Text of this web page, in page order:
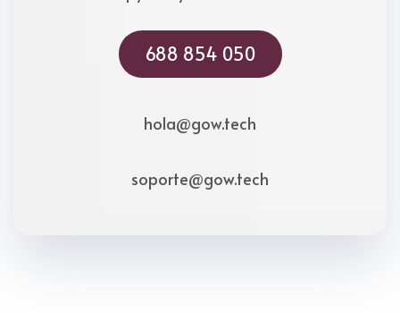
688 854 050
hola@gow.tech
soporte@gow.tech